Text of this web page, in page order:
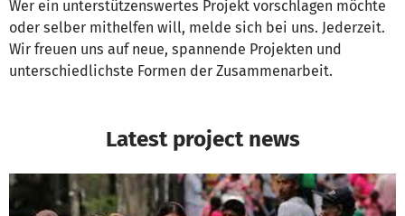
Wer ein unterstützenswertes Projekt vorschlagen möchte
oder selber mithelfen will, melde sich bei uns. Jederzeit.
Wir freuen uns auf neue, spannende Projekten und
unterschiedlichste Formen der Zusammenarbeit.
Latest project news